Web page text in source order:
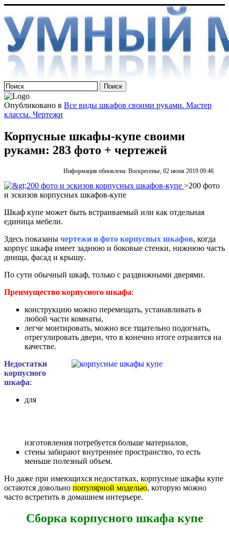
Опубликовано в Все виды шкафов своими руками. Мастер
классы. Чертежи
Корпусные шкафы-купе своими
руками: 283 фото + чертежей
Информация обновлена: Воскресенье, 02 июня 2019 09:46
>200 фото
и эскизов корпусных шкафов-купе
Шкаф купе может быть встраиваемый или как отдельная
единица мебели.
Здесь показаны чертежи и фото корпусных шкафов, когда
корпус шкафа имеет заднюю и боковые стенки, нижнюю часть
днища, фасад и крышу.
По сути обычный шкаф, только с раздвижными дверями.
Преимущество корпусного шкафа:
конструкцию можно перемещать, устанавливать в
любой части комнаты,
легче монтировать, можно все тщательно подогнать,
отрегулировать двери, что в конечно итоге отразится на
качестве.
Недостатки
корпусного
шкафа:
для
изготовления потребуется больше материалов,
стены забирают внутреннее пространство, то есть
меньше полезный объем.
Но даже при имеющихся недостатках, корпусные шкафы купе
остаются довольно популярной моделью, которую можно
часто встретить в домашнем интерьере.
Сборка корпусного шкафа купе